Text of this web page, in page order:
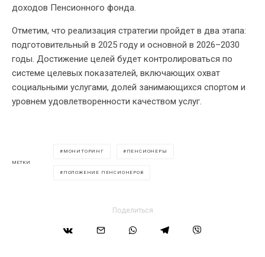
доходов Пенсионного фонда.
Отметим, что реализация стратегии пройдет в два этапа:
подготовительный в 2025 году и основной в 2026–2030
годы. Достижение целей будет контролироваться по
системе целевых показателей, включающих охват
социальными услугами, долей занимающихся спортом и
уровнем удовлетворенности качеством услуг.
МЕТКИ
МОНИТОРИНГ ПЕНСИОНЕРЫ
ПОЛОЖЕНИЕ ПЕНСИОНЕРОВ
Поделиться